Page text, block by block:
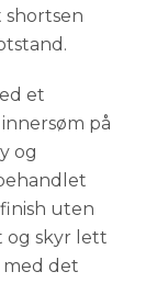
et
på
og
uten
og skyr lett
med det